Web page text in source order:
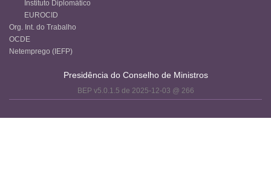
Instituto Diplomático
EUROCID
Org. Int. do Trabalho
OCDE
Netemprego (IEFP)
Presidência do Conselho de Ministros
BEP v5.0.1.5 de 2025-12-03 @ 266